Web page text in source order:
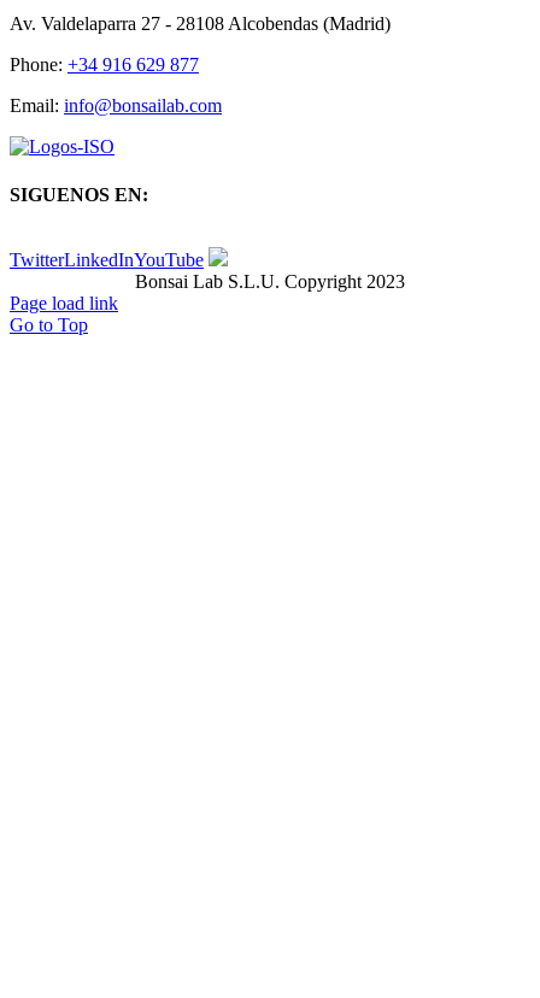
Av. Valdelaparra 27 - 28108 Alcobendas (Madrid)
Phone: +34 916 629 877
Email: info@bonsailab.com
SIGUENOS EN:
TwitterLinkedInYouTube
Bonsai Lab S.L.U. Copyright 2023
Page load link
Go to Top